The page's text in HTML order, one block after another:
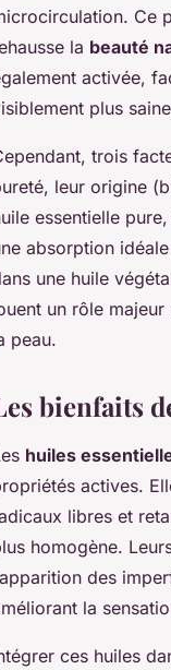
Ce
la beauté
activée,
plus
trois
leur origine
essentielle
absorption
une huile
un rôle
peau.
bienfaits
huiles
actives.
libres et
homogène.
des
la
ces huiles